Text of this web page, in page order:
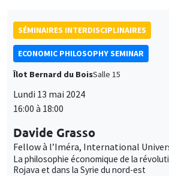
SÉMINAIRES INTERDISCIPLINAIRES
ECONOMIC PHILOSOPHY SEMINAR
Îlot Bernard du BoisSalle 15
Lundi 13 mai 2024
16:00 à 18:00
Davide Grasso
Fellow à l’Iméra, International
La philosophie économique de la
Rojava et dans la Syrie du nord-est